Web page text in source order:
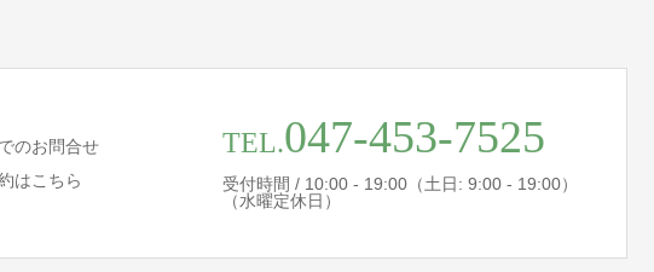
のお問合せ
はこちら
TEL.047-453-7525
受付時間 / 10:00 - 19:00（土日: 9:00 - 19:00）
（水曜定休日）